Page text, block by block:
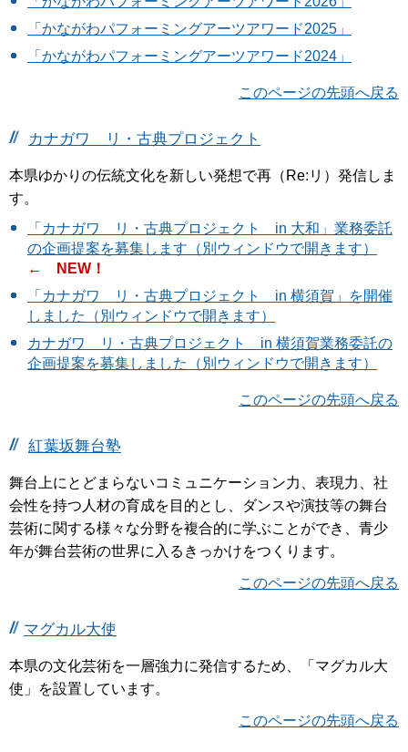
「かながわパフォーミングアーツアワード2025」
「かながわパフォーミングアーツアワード2024」
このページの先頭へ戻る
カナガワ リ・古典プロジェクト
本県ゆかりの伝統文化を新しい発想で再（Re:リ）発信しま
す。
「カナガワ リ・古典プロジェクト in 大和」業務委託
の企画提案を募集します（別ウィンドウで開きます）
← NEW！
「カナガワ リ・古典プロジェクト in 横須賀」を開催
しました（別ウィンドウで開きます）
カナガワ リ・古典プロジェクト in 横須賀業務委託の
企画提案を募集しました（別ウィンドウで開きます）
このページの先頭へ戻る
紅葉坂舞台塾
舞台上にとどまらないコミュニケーション力、表現力、社
会性を持つ人材の育成を目的とし、ダンスや演技等の舞台
芸術に関する様々な分野を複合的に学ぶことができ、青少
年が舞台芸術の世界に入るきっかけをつくります。
このページの先頭へ戻る
マグカル大使
本県の文化芸術を一層強力に発信するため、「マグカル大
使」を設置しています。
このページの先頭へ戻る